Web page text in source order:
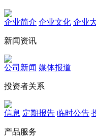
企业简介 企业文化 企业
新闻资讯
公司新闻 媒体报道
投资者关系
信息 定期报告 临时公告
产品服务